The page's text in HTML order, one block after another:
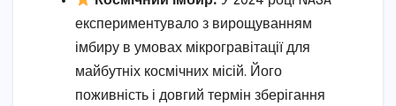
експериментувало з вирощуванням
імбиру в умовах мікрогравітації для
майбутніх космічних місій. Його
поживність і довгий термін зберігання